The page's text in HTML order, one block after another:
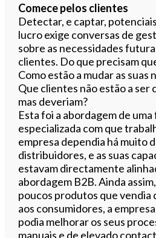
Comece pelos clientes
Detectar, e captar,
lucro exige conversas de
sobre as necessidades
clientes. Do que precisam
Como estão a mudar as suas
Que clientes não estão a ser
mas deveriam?
Esta foi a abordagem de
especializada com que
empresa dependia há muito
distribuidores, e as suas
estavam directamente
abordagem B2B. Ainda
poucos produtos que
aos consumidores, a
podia melhorar os seus
manuais e de elevado